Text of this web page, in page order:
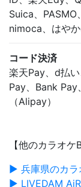
Suica、PASMO
nimoca、はや
コード決済
楽天Pay、d払
Pay、Bank Pay
（Alipay）
【他のカラオケ
▶ 兵庫県のカラ
▶ LIVEDAM